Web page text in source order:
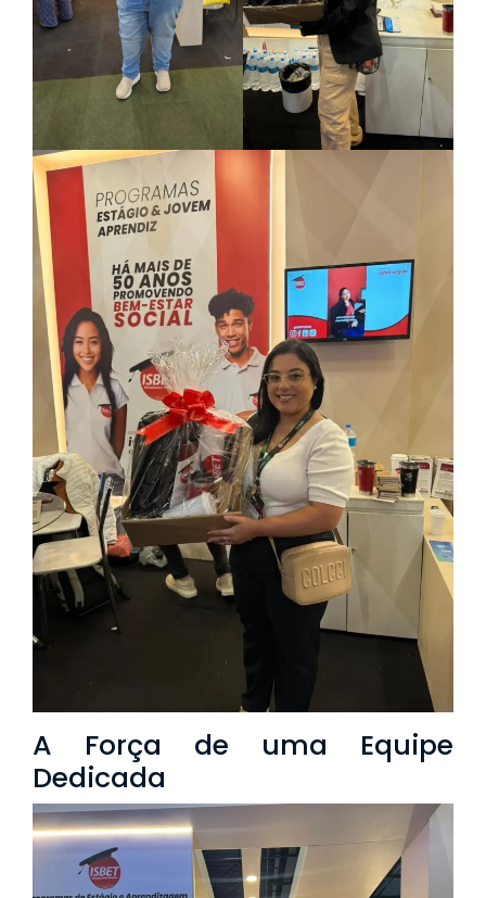
A Força de uma Equipe
Dedicada